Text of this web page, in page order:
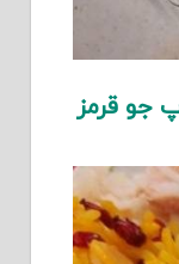
جو قرمز